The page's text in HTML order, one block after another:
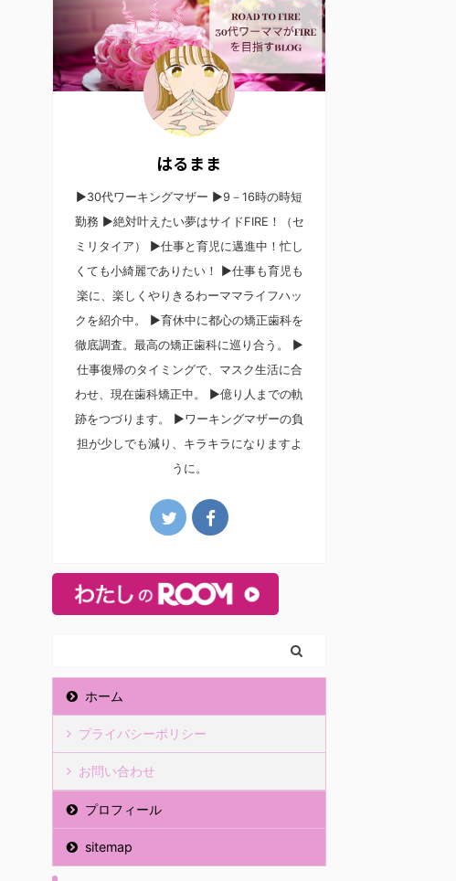
はるまま
▶30代ワーキングマザー ▶9－16時の時短
勤務 ▶絶対叶えたい夢はサイドFIRE！（セ
ミリタイア） ▶仕事と育児に邁進中！忙し
くても小綺麗でありたい！ ▶仕事も育児も
楽に、楽しくやりきるわーママライフハッ
クを紹介中。 ▶育休中に都心の矯正歯科を
徹底調査。最高の矯正歯科に巡り合う。 ▶
仕事復帰のタイミングで、マスク生活に合
わせ、現在歯科矯正中。 ▶億り人までの軌
跡をつづります。 ▶ワーキングマザーの負
担が少しでも減り、キラキラになりますよ
うに。
ホーム
プライバシーポリシー
お問い合わせ
プロフィール
sitemap